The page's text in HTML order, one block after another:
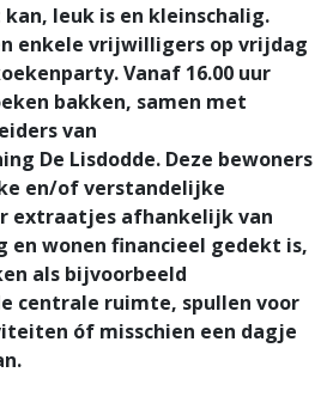
leuk is en kleinschalig.
enkele vrijwilligers op vrijdag
Vanaf 16.00 uur
bakken, samen met
van
De Lisdodde. Deze bewoners
en/of verstandelijke
extraatjes afhankelijk van
en wonen financieel gedekt is,
als bijvoorbeeld
centrale ruimte, spullen voor
óf misschien een dagje